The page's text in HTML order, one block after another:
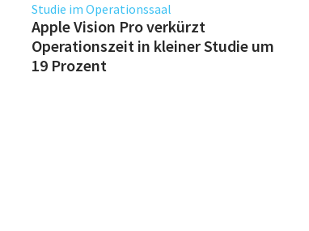
Studie im Operationssaal
Apple Vision Pro verkürzt
Operationszeit in kleiner Studie um
19 Prozent